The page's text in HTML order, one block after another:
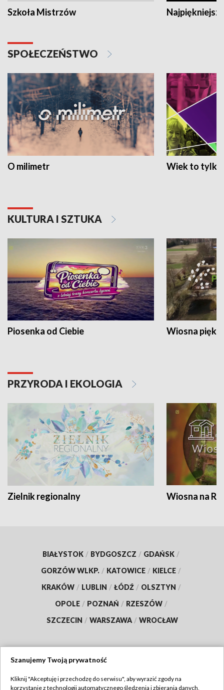
Szkoła Mistrzów
SPOŁECZEŃSTWO
O milimetr Wiek to tylko
KULTURA I SZTUKA
Piosenka od Ciebie Wiosna
PRZYRODA I EKOLOGIA
Zielnik regionalny Wiosna na
BIAŁYSTOK / BYDGOSZCZ / GDAŃSK /
GORZÓW WLKP. / KATOWICE / KIELCE /
KRAKÓW / LUBLIN / ŁÓDŹ / OLSZTYN /
OPOLE / POZNAŃ / RZESZÓW /
SZCZECIN / WARSZAWA / WROCŁAW
Szanujemy Twoją prywatność
Kliknij "Akceptuję i przechodzę do serwisu", aby wyrazić zgody na
korzystanie z technologii automatycznego śledzenia i zbierania danych,